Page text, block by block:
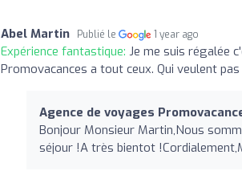
Abel Martin Publié le 1 year ago
Expérience fantastique: Je me suis régalée
Promovacances a tout ceux. Qui veulent
Agence de voyages
Bonjour Monsieur Martin,Nous
séjour !A très bientot